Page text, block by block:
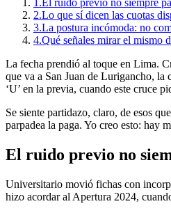
2.Lo que sí dicen las cuotas
3.La postura incómoda: no
4.Qué señales mirar el mismo
La fecha prendió al toque en Lima.
que va a San Juan de Lurigancho, la
‘U’ en la previa, cuando este cruce
Se siente partidazo, claro, de esos
parpadea la paga. Yo creo esto: hay
El ruido previo no
Universitario movió fichas con
hizo acordar al Apertura 2024,